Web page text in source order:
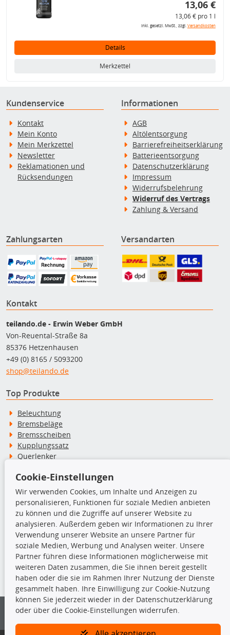
13,06 €
13,06 € pro 1 l
inkl. gesetzl. MwSt., zzgl.Versandkosten
Details
Merkzettel
Kundenservice
Kontakt
Mein Konto
Mein Merkzettel
Newsletter
Reklamationen und
Rücksendungen
Informationen
AGB
Altölentsorgung
Barrierefreiheitserklärung
Batterieentsorgung
Datenschutzerklärung
Impressum
Widerrufsbelehrung
Widerruf des Vertrags
Zahlung & Versand
Zahlungsarten Versandarten
Kontakt
teilando.de - Erwin Weber GmbH
Von-Reuental-Straße 8a
85376 Hetzenhausen
+49 (0) 8165 / 5093200
shop@teilando.de
Top Produkte
Beleuchtung
Bremsbeläge
Bremsscheiben
Kupplungssatz
Querlenker
Stoßdämpfer
TecDoc Inside
Die hier angezeigten Daten insbesondere die gesamte Datenbank dürfen
nicht kopiert werden.
Es ist zu unterlassen, die Daten oder die gesamte Datenbank ohne
vorherige Zustimmung von TecDoc zu vervielfältigen, zu verbreiten
und/oder diese Handlungen durch Dritte ausführen zu lassen. Ein
Cookie-Einstellungen
Wir verwenden Cookies, um Inhalte und Anzeigen zu
personalisieren, Funktionen für soziale Medien anbieten
zu können und die Zugriffe auf unserer Website zu
analysieren. Außerdem geben wir Informationen zu Ihrer
Verwendung unserer Website an unsere Partner für
soziale Medien, Werbung und Analysen weiter. Unsere
Partner führen diese Informationen möglicherweise mit
weiteren Daten zusammen, die Sie ihnen bereit gestellt
haben oder die sie im Rahmen Ihrer Nutzung der Dienste
gesammelt haben. Ihre Einwilligung zur Cookie-Nutzung
können Sie jederzeit wieder in der Datenschutzerklärung
oder über die Cookie-Einstellungen widerrufen.